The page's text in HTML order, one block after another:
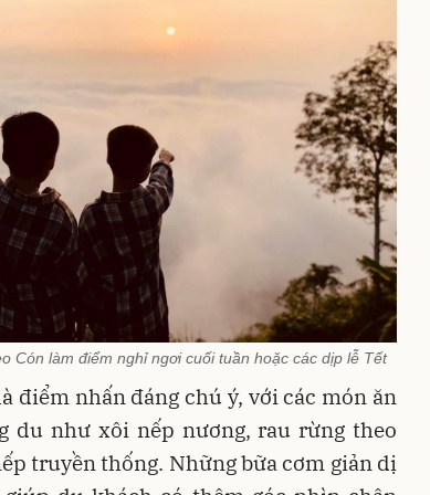
Cón làm điểm nghỉ ngơi cuối tuần hoặc các dịp lễ Tết
điểm nhấn đáng chú ý, với các món ăn
du như xôi nếp nương, rau rừng theo
truyền thống. Những bữa cơm giản dị